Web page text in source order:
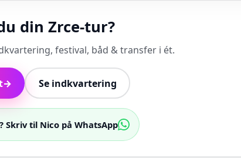
din Zrce-tur?
festival, båd & transfer i ét.
→ Se indkvartering
Skriv til Nico på WhatsApp